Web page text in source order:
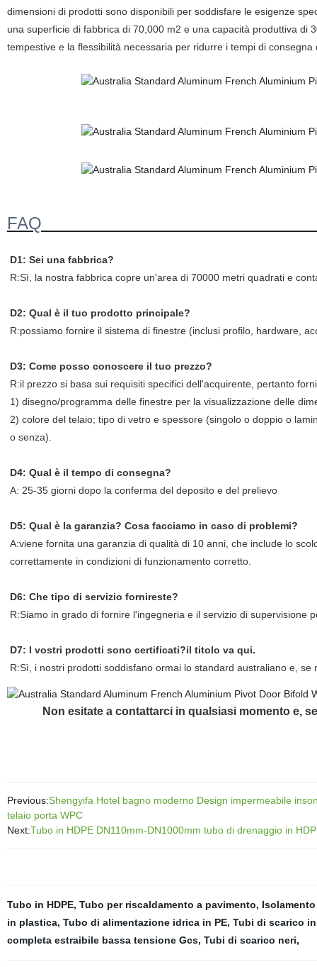
dimensioni di prodotti sono disponibili per soddisfare le esigenze
una superficie di fabbrica di 70,000 m2 e una capacità produttiva
tempestive e la flessibilità necessaria per ridurre i tempi di
D1: Sei una fabbrica?
R:Sì, la nostra fabbrica copre un'area di 70000 metri quadrati e
D2: Qual è il tuo prodotto principale?
R:possiamo fornire il sistema di finestre (inclusi profilo, hardware,
D3: Come posso conoscere il tuo prezzo?
R:il prezzo si basa sui requisiti specifici dell'acquirente, pertanto
1) disegno/programma delle finestre per la visualizzazione delle
2) colore del telaio; tipo di vetro e spessore (singolo o doppio o
o senza).
D4: Qual è il tempo di consegna?
A: 25-35 giorni dopo la conferma del deposito e del prelievo
D5: Qual è la garanzia? Cosa facciamo in caso di problemi?
A:viene fornita una garanzia di qualità di 10 anni, che include lo
correttamente in condizioni di funzionamento corretto.
D6: Che tipo di servizio fornireste?
R:Siamo in grado di fornire l'ingegneria e il servizio di supervisione
D7: I vostri prodotti sono certificati?il titolo va qui.
R:Sì, i nostri prodotti soddisfano ormai lo standard australiano e,
Non esitate a contattarci in qualsiasi momento e,
Previous:Shengyifa Hotel bagno moderno Design impermeabile
telaio porta WPC
Next:Tubo in HDPE DN110mm-DN1000mm tubo di drenaggio in
Tubo in HDPE, Tubo per riscaldamento a pavimento,
in plastica, Tubo di alimentazione idrica in PE, Tubi di scarico in
completa estraibile bassa tensione Gcs, Tubi di scarico neri,